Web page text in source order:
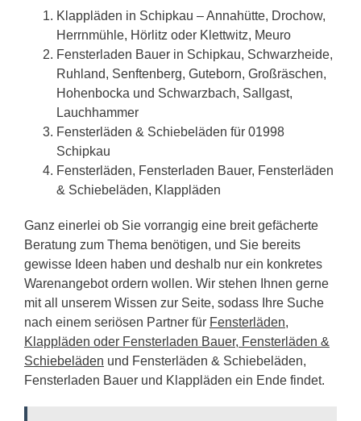
Klappläden in Schipkau – Annahütte, Drochow,
Herrnmühle, Hörlitz oder Klettwitz, Meuro
Fensterladen Bauer in Schipkau, Schwarzheide,
Ruhland, Senftenberg, Guteborn, Großräschen,
Hohenbocka und Schwarzbach, Sallgast,
Lauchhammer
Fensterläden & Schiebeläden für 01998
Schipkau
Fensterläden, Fensterladen Bauer, Fensterläden
& Schiebeläden, Klappläden
Ganz einerlei ob Sie vorrangig eine breit gefächerte
Beratung zum Thema benötigen, und Sie bereits
gewisse Ideen haben und deshalb nur ein konkretes
Warenangebot ordern wollen. Wir stehen Ihnen gerne
mit all unserem Wissen zur Seite, sodass Ihre Suche
nach einem seriösen Partner für Fensterläden,
Klappläden oder Fensterladen Bauer, Fensterläden &
Schiebeläden und Fensterläden & Schiebeläden,
Fensterladen Bauer und Klappläden ein Ende findet.